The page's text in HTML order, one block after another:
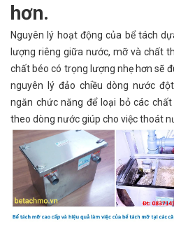
hơn.
Nguyên lý hoạt động của bể tách
lượng riêng giữa nước, mỡ và chất
chất béo có trọng lượng nhẹ hơn sẽ
nguyên lý đảo chiều dòng nước
ngăn chức năng để loại bỏ các
theo dòng nước giúp cho việc thoát